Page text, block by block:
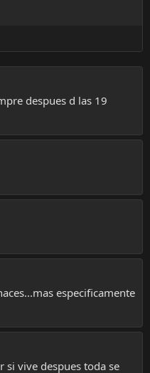
despues d las 19
especificamente
si vive despues toda se